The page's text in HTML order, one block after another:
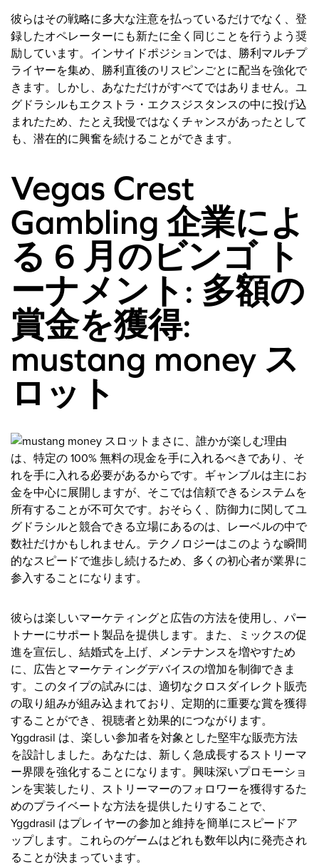
彼らはその戦略に多大な注意を払っているだけでなく、登
録したオペレーターにも新たに全く同じことを行うよう奨
励しています。インサイドポジションでは、勝利マルチプ
ライヤーを集め、勝利直後のリスピンごとに配当を強化で
きます。しかし、あなただけがすべてではありません。ユ
グドラシルもエクストラ・エクスジスタンスの中に投げ込
まれたため、たとえ我慢ではなくチャンスがあったとして
も、潜在的に興奮を続けることができます。
Vegas Crest
Gambling 企業によ
る 6 月のビンゴ ト
ーナメント: 多額の
賞金を獲得:
mustang money ス
ロット
まさに、誰かが楽しむ理由
は、特定の 100% 無料の現金を手に入れるべきであり、そ
れを手に入れる必要があるからです。ギャンブルは主にお
金を中心に展開しますが、そこでは信頼できるシステムを
所有することが不可欠です。おそらく、防御力に関してユ
グドラシルと競合できる立場にあるのは、レーベルの中で
数社だけかもしれません。テクノロジーはこのような瞬間
的なスピードで進歩し続けるため、多くの初心者が業界に
参入することになります。
彼らは楽しいマーケティングと広告の方法を使用し、パー
トナーにサポート製品を提供します。また、ミックスの促
進を宣伝し、結婚式を上げ、メンテナンスを増やすため
に、広告とマーケティングデバイスの増加を制御できま
す。このタイプの試みには、適切なクロスダイレクト販売
の取り組みが組み込まれており、定期的に重要な賞を獲得
することができ、視聴者と効果的につながります。
Yggdrasil は、楽しい参加者を対象とした堅牢な販売方法
を設計しました。あなたは、新しく急成長するストリーマ
ー界隈を強化することになります。興味深いプロモーショ
ンを実装したり、ストリーマーのフォロワーを獲得するた
めのプライベートな方法を提供したりすることで、
Yggdrasil はプレイヤーの参加と維持を簡単にスピードア
ップします。これらのゲームはどれも数年以内に発売され
ることが決まっています。